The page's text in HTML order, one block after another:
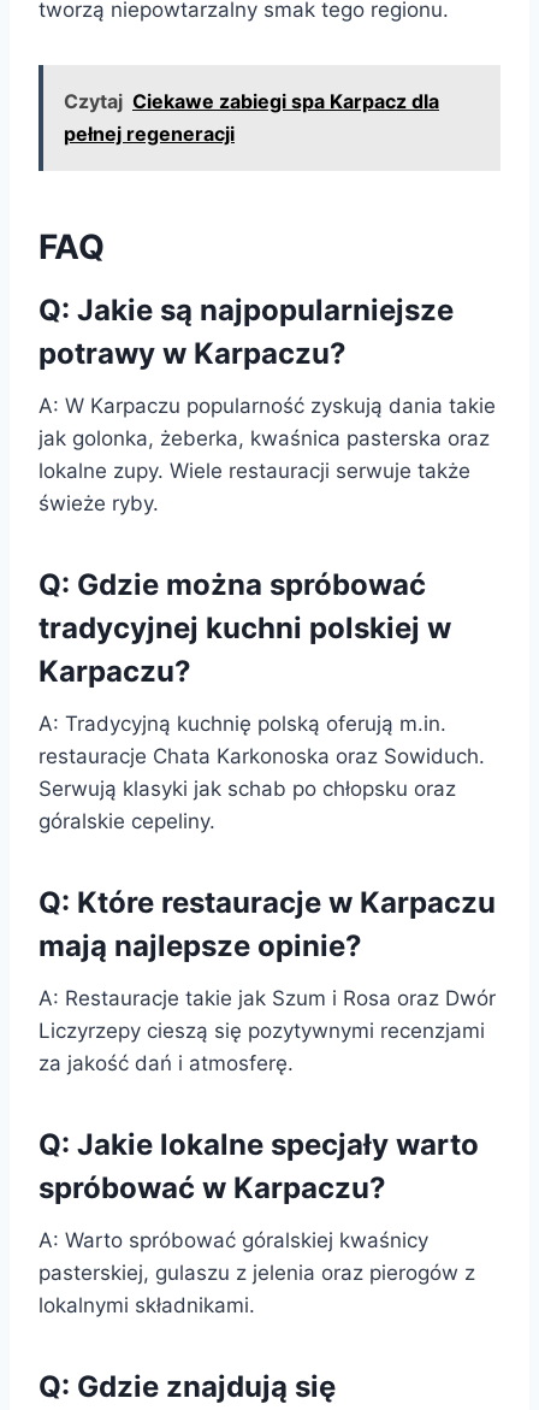
tworzą niepowtarzalny smak tego regionu.
Czytaj Ciekawe zabiegi spa Karpacz dla
pełnej regeneracji
FAQ
Q: Jakie są najpopularniejsze
potrawy w Karpaczu?
A: W Karpaczu popularność zyskują dania takie
jak golonka, żeberka, kwaśnica pasterska oraz
lokalne zupy. Wiele restauracji serwuje także
świeże ryby.
Q: Gdzie można spróbować
tradycyjnej kuchni polskiej w
Karpaczu?
A: Tradycyjną kuchnię polską oferują m.in.
restauracje Chata Karkonoska oraz Sowiduch.
Serwują klasyki jak schab po chłopsku oraz
góralskie cepeliny.
Q: Które restauracje w Karpaczu
mają najlepsze opinie?
A: Restauracje takie jak Szum i Rosa oraz Dwór
Liczyrzepy cieszą się pozytywnymi recenzjami
za jakość dań i atmosferę.
Q: Jakie lokalne specjały warto
spróbować w Karpaczu?
A: Warto spróbować góralskiej kwaśnicy
pasterskiej, gulaszu z jelenia oraz pierogów z
lokalnymi składnikami.
Q: Gdzie znajdują się